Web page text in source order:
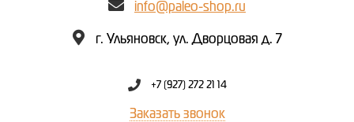
info@paleo-shop.ru
г. Ульяновск, ул. Дворцовая д. 7
+7 (927) 272 21 14
Заказать звонок